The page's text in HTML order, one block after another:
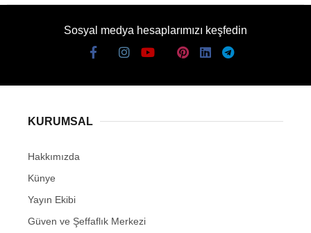
Sosyal medya hesaplarımızı keşfedin
KURUMSAL
Hakkımızda
Künye
Yayın Ekibi
Güven ve Şeffaflık Merkezi